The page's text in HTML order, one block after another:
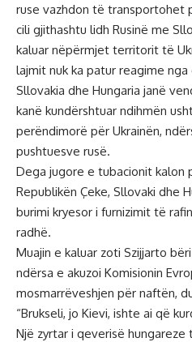
ruse vazhdon të transportohet
cili gjithashtu lidh Rusinë me
kaluar nëpërmjet territorit të
lajmit nuk ka patur reagime nga
Sllovakia dhe Hungaria janë
kanë kundërshtuar ndihmën
perëndimorë për Ukrainën,
pushtuesve rusë.
Dega jugore e tubacionit kalon
Republikën Çeke, Sllovaki dhe
burimi kryesor i furnizimit të
radhë.
Muajin e kaluar zoti Szijjarto
ndërsa e akuzoi Komisionin
mosmarrëveshjen për naftën,
“Brukseli, jo Kievi, ishte ai që
Një zyrtar i qeverisë